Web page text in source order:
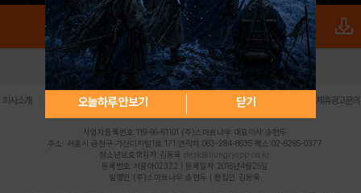
오늘하루 안보기 닫기
로그인 PC버전 전체앱
회사소개 | 개인정보 처리방침 불법촬영물 신고센터 제휴광고문의
사업자등록번호:119-86-61101 (주)스마트나우 대표이사:송현두
주소: 서울시 금천구 가산디지털1로 171 연락처:063-284-8635 팩스:02-6265-0377
청소년보호책임자:김동욱 desk@hungryapp.co.kr
등록번호:서울아02322 | 등록일자:2016년4월25일
발행인:(주)스마트나우 송현두 | 편집인:김동욱